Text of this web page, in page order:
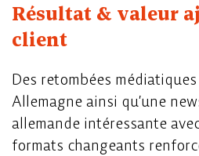
Résultat & valeur
client
Des retombées
Allemagne ainsi qu’une
allemande intéressante
formats changeants